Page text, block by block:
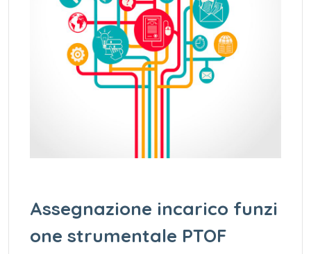
Assegnazione incarico funzi
one strumentale PTOF